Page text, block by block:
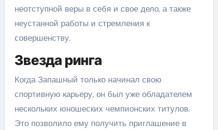
неотступной веры в себя и свое дело, а также
неустанной работы и стремления к
совершенству.
Звезда ринга
Когда Запашный только начинал свою
спортивную карьеру, он был уже обладателем
нескольких юношеских чемпионских титулов.
Это позволило ему получить приглашение в